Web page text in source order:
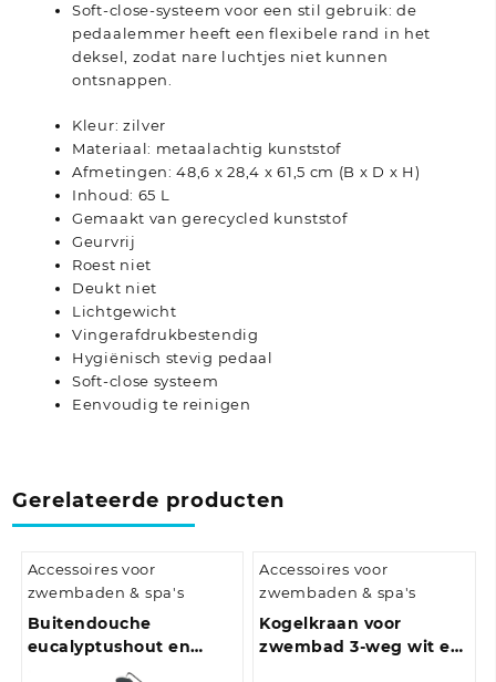
Soft-close-systeem voor een stil gebruik: de
pedaalemmer heeft een flexibele rand in het
deksel, zodat nare luchtjes niet kunnen
ontsnappen.
Kleur: zilver
Materiaal: metaalachtig kunststof
Afmetingen: 48,6 x 28,4 x 61,5 cm (B x D x H)
Inhoud: 65 L
Gemaakt van gerecycled kunststof
Geurvrij
Roest niet
Deukt niet
Lichtgewicht
Vingerafdrukbestendig
Hygiënisch stevig pedaal
Soft-close systeem
Eenvoudig te reinigen
Gerelateerde producten
Accessoires voor
zwembaden & spa's
Buitendouche
eucalyptushout en
Accessoires voor
zwembaden & spa's
Kogelkraan voor
zwembad 3-weg wit en